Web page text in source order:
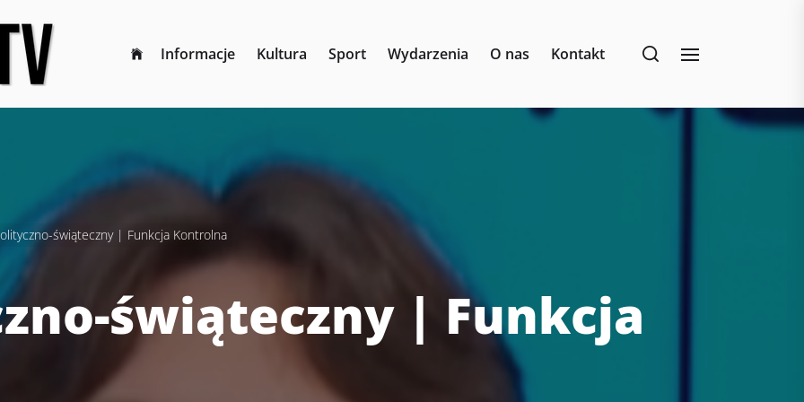
Informacje Kultura Sport Wydarzenia O nas Kontakt
świąteczny | Funkcja Kontrolna
świąteczny | Funkcja